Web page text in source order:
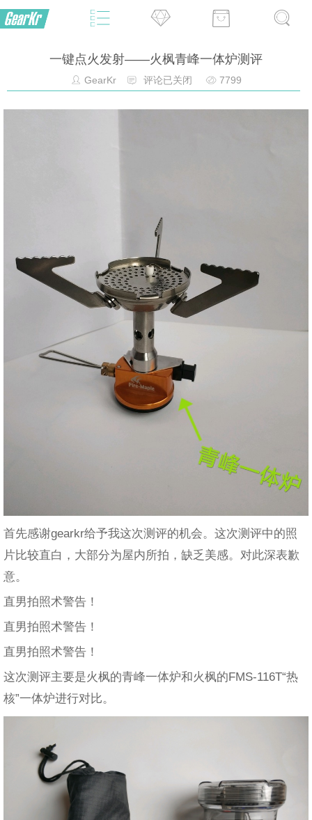
一键点火发射——火枫青峰一体炉测评
GearKr 评论已关闭 7799
首先感谢gearkr给予我这次测评的机会。这次测评中的照
片比较直白，大部分为屋内所拍，缺乏美感。对此深表歉
意。
直男拍照术警告！
直男拍照术警告！
直男拍照术警告！
这次测评主要是火枫的青峰一体炉和火枫的FMS-116T“热
核”一体炉进行对比。